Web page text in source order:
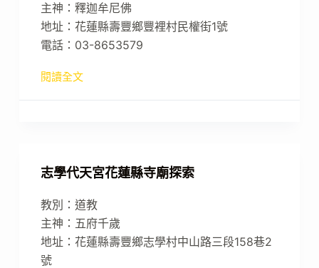
主神：釋迦牟尼佛
地址：花蓮縣壽豐鄉豐裡村民權街1號
電話：03-8653579
閱讀全文
志學代天宮花蓮縣寺廟探索
教別：道教
主神：五府千歲
地址：花蓮縣壽豐鄉志學村中山路三段158巷2
號